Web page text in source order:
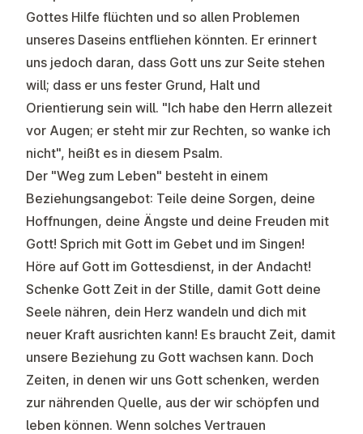
Gottes Hilfe flüchten und so allen Problemen
unseres Daseins entfliehen könnten. Er erinnert
uns jedoch daran, dass Gott uns zur Seite stehen
will; dass er uns fester Grund, Halt und
Orientierung sein will. "Ich habe den Herrn allezeit
vor Augen; er steht mir zur Rechten, so wanke ich
nicht", heißt es in diesem Psalm.
Der "Weg zum Leben" besteht in einem
Beziehungsangebot: Teile deine Sorgen, deine
Hoffnungen, deine Ängste und deine Freuden mit
Gott! Sprich mit Gott im Gebet und im Singen!
Höre auf Gott im Gottesdienst, in der Andacht!
Schenke Gott Zeit in der Stille, damit Gott deine
Seele nähren, dein Herz wandeln und dich mit
neuer Kraft ausrichten kann! Es braucht Zeit, damit
unsere Beziehung zu Gott wachsen kann. Doch
Zeiten, in denen wir uns Gott schenken, werden
zur nährenden Quelle, aus der wir schöpfen und
leben können. Wenn solches Vertrauen